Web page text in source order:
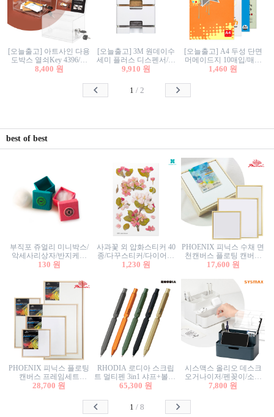
[오늘출고] 아트사인 다용
도박스 열쇠Key 4396/투
표함/건의함/모금함/응모
8,400 원
[오늘출고] 3M 원데이수
세미 플러스 디스펜서/소
프트수세미5매+강력수세
9,910 원
[오늘출고] A4 두성 단면
머메이드지 10매입/매직
터치/색지/색상지/색복사
칼라색지/고급복사지
1,460 원
1 / 2
best of best
부직포 쥬얼리 미니박스/
악세사리상자/반지케이
스/반지상자/귀걸이상자/
130 원
사과꽃 외 압화스티커 40
종/다꾸스티커/다이어리
꾸미기/꽃스티커/자연물
1,230 원
PHOENIX 피닉스 수채 면
천캔버스 플로팅 캔버스
프레임세트 30x30cm/액자
17,600 원
PHOENIX 피닉스 플로팅
캔버스 프레임세트
50x50cm/액자캔버스/인테
28,700 원
RHODIA 로디아 스크립
트 멀티펜 3in1 샤프+볼펜/
무광택 알루미늄 육각배
65,300 원
시스맥스 올리오 데스크
오거나이저/펜꽂이/소품
꽂이/소품함/정리함/수납
7,800 원
1 / 8